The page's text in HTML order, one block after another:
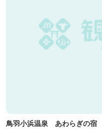
鳥羽小浜温泉 あわらぎの宿